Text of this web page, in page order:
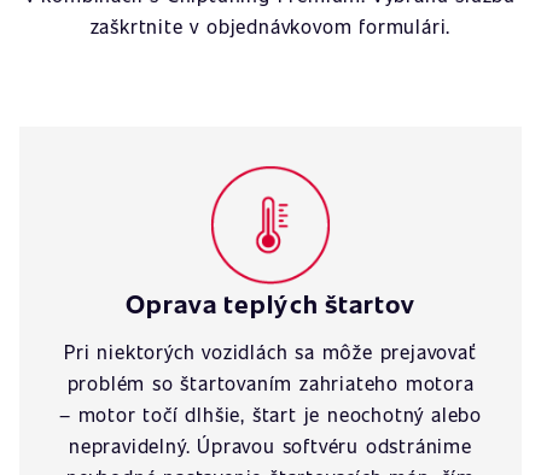
zaškrtnite v objednávkovom formulári.
Oprava teplých štartov
Pri niektorých vozidlách sa môže prejavovať
problém so štartovaním zahriateho motora
– motor točí dlhšie, štart je neochotný alebo
nepravidelný. Úpravou softvéru odstránime